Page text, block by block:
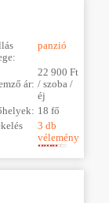
panzió
ár:
22 900 Ft
/ szoba /
éj
18 fő
3 db
vélemény